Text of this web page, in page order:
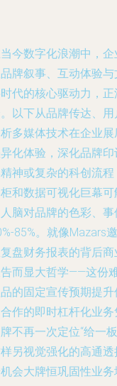
今数字化浪潮中，
牌叙事、互动体验
代的核心驱动力，
以下从品牌传达、
多媒体技术在企业
化体验，深化品牌
神或复杂的科创流
和数据可视化巨幕
脑对品牌的色彩、
85%。就像Mazars
盘财务报表的背后
而显大哲学——这份
的固定宣传预期提
作的即时杠杆化业务
不再一次定位“给一
另视觉强化的高通
会大牌恒巩固性业务